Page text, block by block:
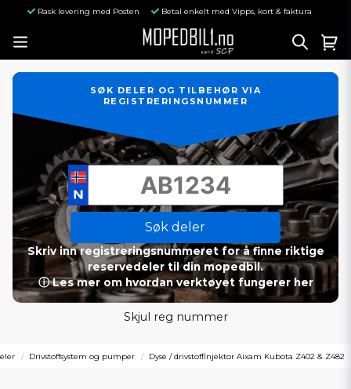
Rask levering med Posten Betal enkelt med Vipps, kort & faktura
SØK DELER OG TILBEHØR VIA
REGISTRERINGSNUMMER
Søk deler
Skriv inn registreringsnummeret for å finne riktige
reservedeler til din mopedbil.
ⓘ Les mer om hvordan verktøyet fungerer her
Skjul reg nummer
Drivstoffsystem og pumper Dyse / drivstoffinjektor Aixam Kubota Z402 & Z482